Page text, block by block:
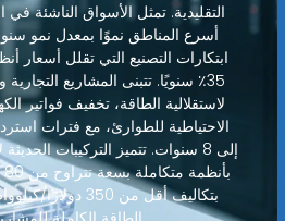
التقليدية. تمثل الأسواق الناشئة
ابتكارات التصنيع التي تقلل أسعار
35٪ سنويًا. تتبنى المشاريع
لاستقلالية الطاقة، تخفيف فواتير
إلى 8 سنوات. تتميز التركيبات
بتكاليف أقل من